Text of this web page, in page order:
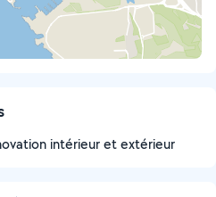
intérieur et extérieur